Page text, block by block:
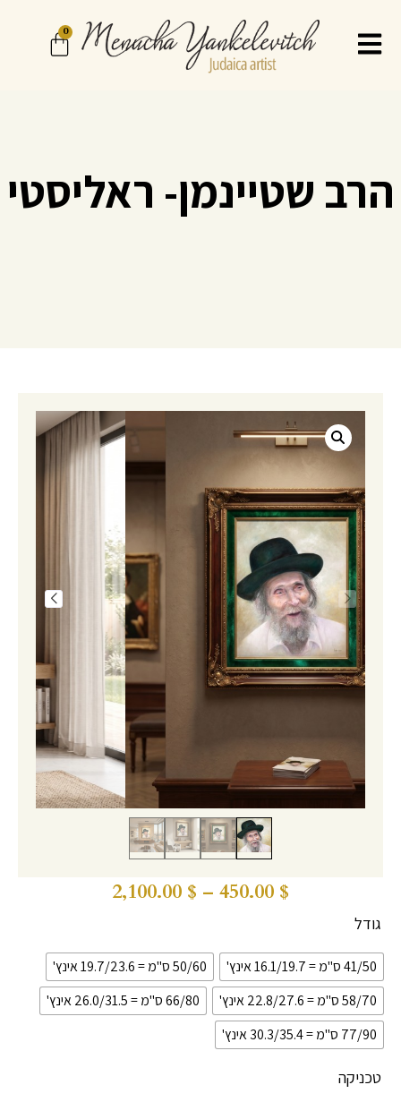
0
הרב שטיינמן- ראליסטי
450.00 $
–
2,100.00 $
גודל
41/50 ס"מ = 16.1/19.7 אינץ'
50/60 ס"מ = 19.7/23.6 אינץ'
58/70 ס"מ = 22.8/27.6 אינץ'
66/80 ס"מ = 26.0/31.5 אינץ'
77/90 ס"מ = 30.3/35.4 אינץ'
טכניקה